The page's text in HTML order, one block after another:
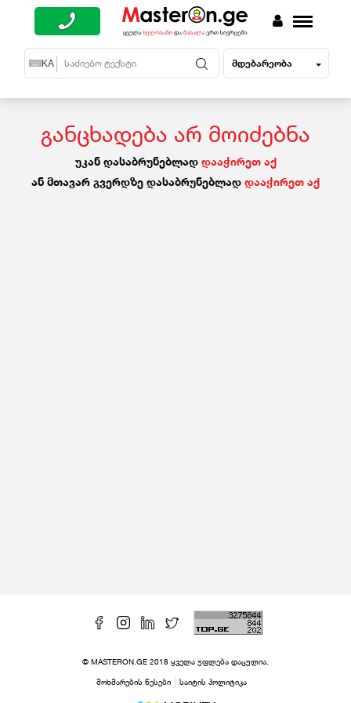
EN KA RU მდებარეობა
განცხადება არ მოიძებნა
უკან დასაბრუნებლად დააჭირეთ აქ
ან მთავარ გვერდზე დასაბრუნებლად დააჭირეთ აქ
© MASTERON.GE 2018 ყველა უფლება დაცულია.
მოხმარების წესები საიტის პოლიტიკა